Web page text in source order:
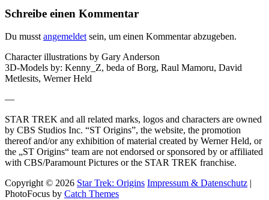
Schreibe einen Kommentar
Du musst angemeldet sein, um einen Kommentar abzugeben.
Character illustrations by Gary Anderson
3D-Models by: Kenny_Z, beda of Borg, Raul Mamoru, David
Metlesits, Werner Held
—
STAR TREK and all related marks, logos and characters are owned
by CBS Studios Inc. “ST Origins”, the website, the promotion
thereof and/or any exhibition of material created by Werner Held, or
the „ST Origins“ team are not endorsed or sponsored by or affiliated
with CBS/Paramount Pictures or the STAR TREK franchise.
Copyright © 2026 Star Trek: Origins Impressum & Datenschutz |
PhotoFocus by Catch Themes